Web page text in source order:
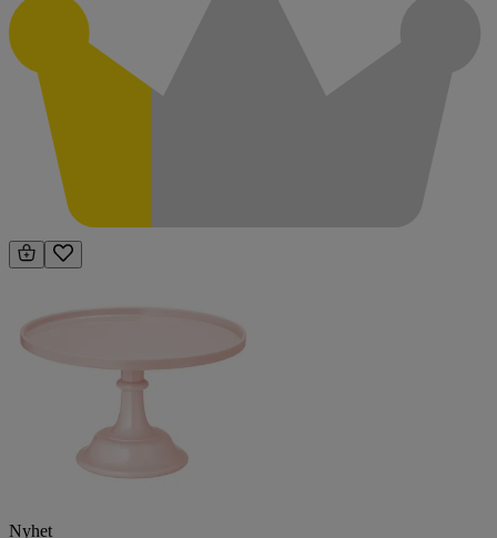
Nyhet